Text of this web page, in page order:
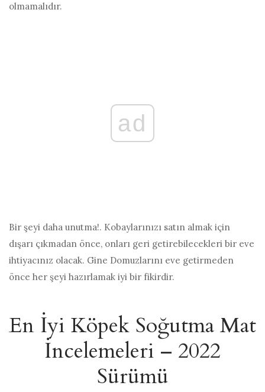
olmamalıdır.
ad
Bir şeyi daha unutma!. Kobaylarınızı satın almak için
dışarı çıkmadan önce, onları geri getirebilecekleri bir eve
ihtiyacınız olacak. Gine Domuzlarını eve getirmeden
önce her şeyi hazırlamak iyi bir fikirdir.
En İyi Köpek Soğutma Mat
İncelemeleri – 2022
Sürümü